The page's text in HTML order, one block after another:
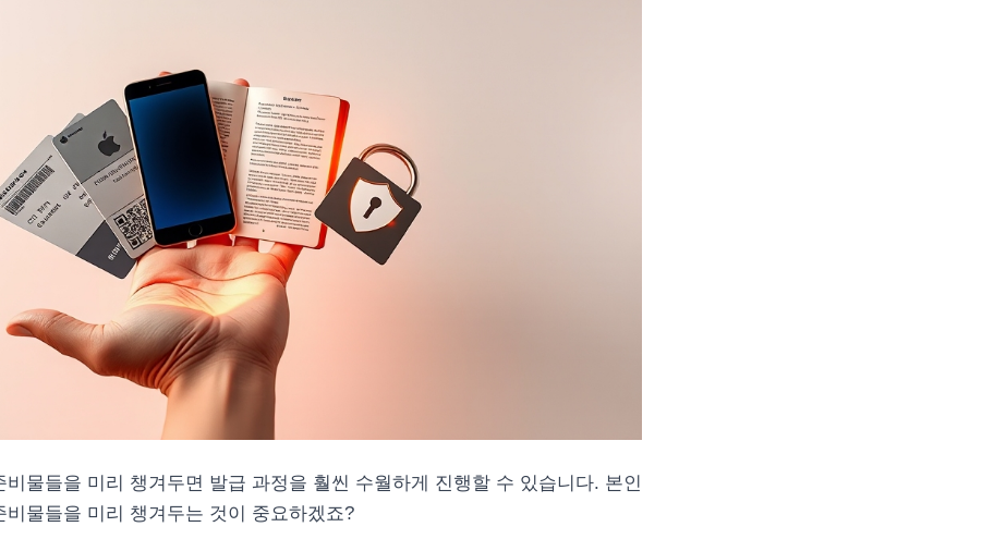
비물들을 미리 챙겨두면 발급 과정을 훨씬 수월하게 진행할 수 있습니다. 본인
비물들을 미리 챙겨두는 것이 중요하겠죠?